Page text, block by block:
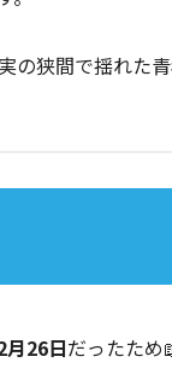
の狭間で揺れた
月26日だったため